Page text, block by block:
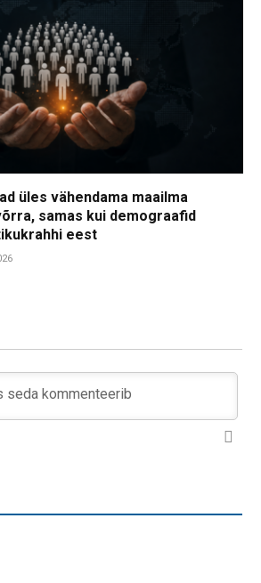
üles vähendama maailma
samas kui demograafid
eest